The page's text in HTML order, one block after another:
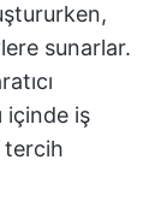
sunarlar.
içinde iş
tercih